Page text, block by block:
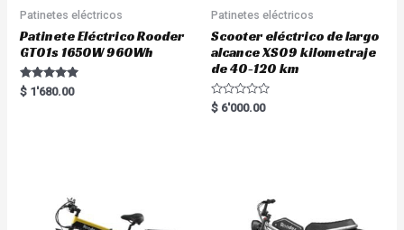
Patinetes eléctricos
Patinete Eléctrico Rooder
GT01s 1650W 960Wh
Rated
5.00
$ 1'680.00
Patinetes eléctricos
Scooter eléctrico de largo
alcance XS09 kilometraje
de 40-120 km
R
a
$ 6'000.00